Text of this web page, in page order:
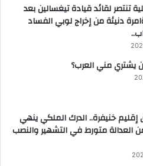
تنتصر لقائد قيادة تيغسالين بعد
دنيئة من إخراج لوبي الفساد
يشتري مني العرب؟
خنيفرة.. الدرك الملكي ينهي
العدالة متورط في التشهير والنصب